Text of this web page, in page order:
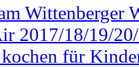
Wittenberger
2017/18/19/
für